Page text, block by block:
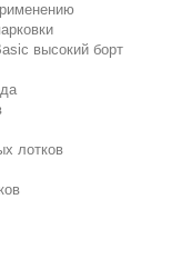
высокий борт
лотков